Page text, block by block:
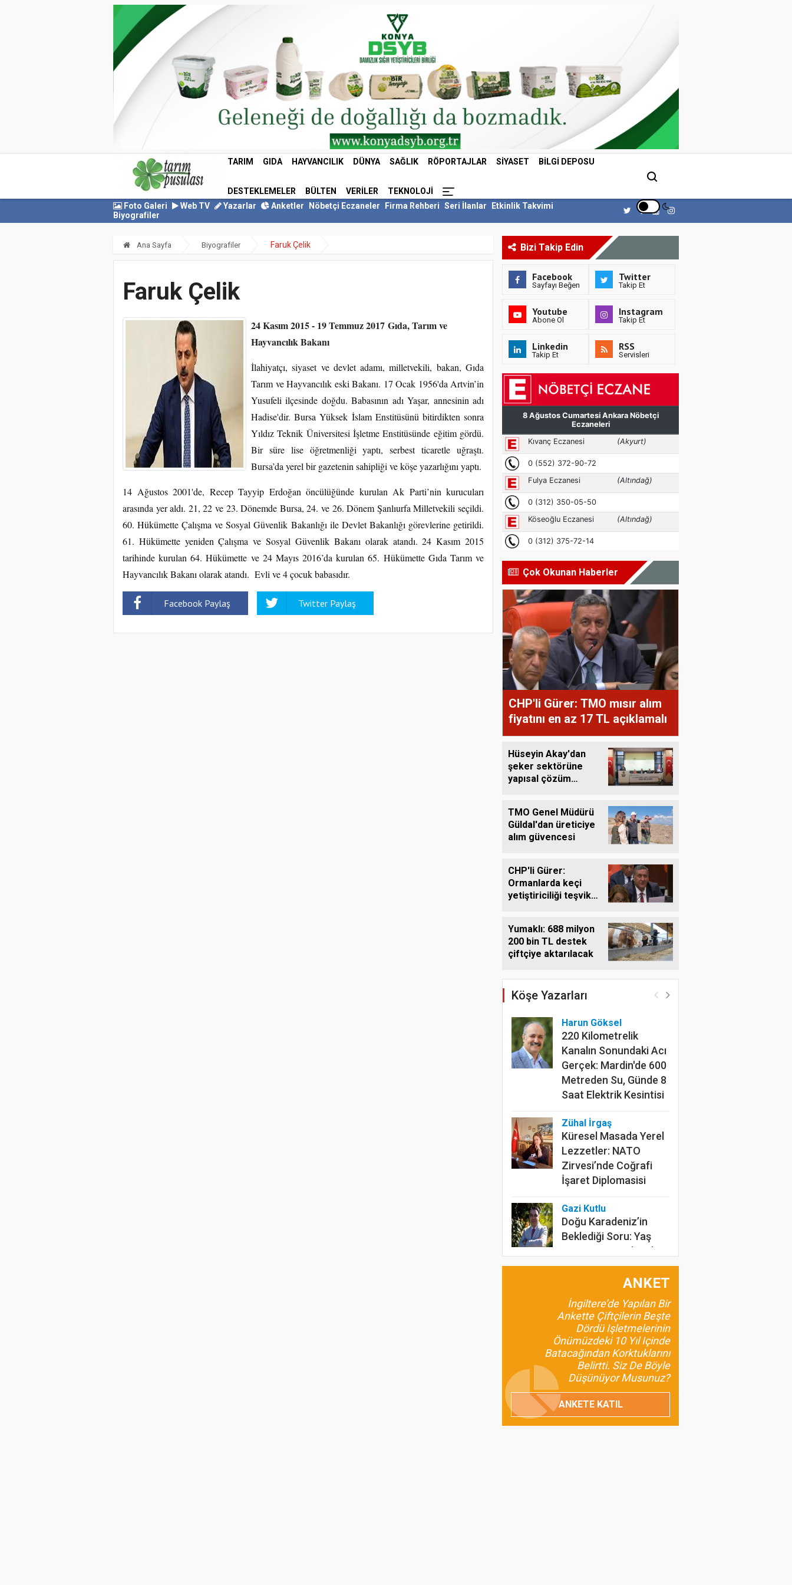
TARIM GIDA HAYVANCILIK DÜNYA SAĞLIK RÖPORTAJLAR SIYASET BILGI DEPOSU
DESTEKLEMELER BÜLTEN VERILER
TEKNOLOJI
Foto Galeri
Web TV Yazarlar Anketler Nöbetçi Eczaneler Firma Rehberi Seri İlanlar
Etkinlik Takvimi
Biyografiler
Ana Sayfa Biyografiler Faruk Çelik
Faruk Çelik
24 Kasım 2015 - 19 Temmuz 2017 Gıda, Tarım ve
Hayvancılık Bakanı
İlahiyatçı, siyaset ve devlet adamı, milletvekili, bakan, Gıda
Tarım ve Hayvancılık eski Bakanı. 17 Ocak 1956'da Artvin’in
Yusufeli ilçesinde doğdu. Babasının adı Yaşar, annesinin adı
Hadise'dir. Bursa Yüksek İslam Enstitüsünü bitirdikten sonra
Yıldız Teknik Üniversitesi İşletme Enstitüsünde eğitim gördü.
Bir süre lise öğretmenliği yaptı, serbest ticaretle uğraştı.
Bursa’da yerel bir gazetenin sahipliği ve köşe yazarlığını yaptı.
14 Ağustos 2001'de, Recep Tayyip Erdoğan öncülüğünde kurulan Ak Parti’nin kurucuları
arasında yer aldı. 21, 22 ve 23. Dönemde Bursa, 24. ve 26. Dönem Şanlıurfa Milletvekili seçildi.
60. Hükümette Çalışma ve Sosyal Güvenlik Bakanlığı ile Devlet Bakanlığı görevlerine getirildi.
61. Hükümette yeniden Çalışma ve Sosyal Güvenlik Bakanı olarak atandı. 24 Kasım 2015
tarihinde kurulan 64. Hükümette ve 24 Mayıs 2016’da kurulan 65. Hükümette Gıda Tarım ve
Hayvancılık Bakanı olarak atandı. Evli ve 4 çocuk babasıdır.
Facebook Paylaş Twitter Paylaş
Bizi Takip Edin
Facebook
Sayfayı Beğen
Twitter
Takip Et
Youtube
Abone Ol
Instagram
Takip Et
Linkedin
Takip Et
RSS
Servisleri
Çok Okunan Haberler
CHP'li Gürer: TMO mısır alım
fiyatını en az 17 TL açıklamalı
Hüseyin Akay'dan
şeker sektörüne
yapısal çözüm
TMO Genel Müdürü
Güldal'dan üreticiye
alım güvencesi
CHP'li Gürer:
Ormanlarda keçi
yetiştiriciliği teşvik
Yumaklı: 688 milyon
200 bin TL destek
çiftçiye aktarılacak
Köşe Yazarları
Harun Göksel
220 Kilometrelik
Kanalın Sonundaki Acı
Gerçek: Mardin'de 600
Metreden Su, Günde 8
Saat Elektrik Kesintisi
Zühal İrgaş
Küresel Masada Yerel
Lezzetler: NATO
Zirvesi’nde Coğrafi
İşaret Diplomasisi
Gazi Kutlu
Doğu Karadeniz’in
Beklediği Soru: Yaş
Çay Kaç Lira Olacak?
Tarımın İnfrasesi
Anadolu’nun Unutulan,
Günümüze Uyumlu
Değeri: Maş Fasulyesi
Prof.Dr. Bülent
Gülçubuk
Şura Kararlarının
Odaklı Olması da
Gerekir?
ANKET
İngiltere’de Yapılan Bir
Ankette Çiftçilerin Beşte
Dördü Işletmelerinin
Önümüzdeki 10 Yıl Içinde
Batacağından Korktuklarını
Belirtti. Siz De Böyle
Düşünüyor Musunuz?
ANKETE KATIL